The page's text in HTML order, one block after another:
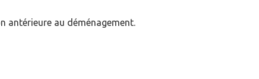
antérieure au déménagement.